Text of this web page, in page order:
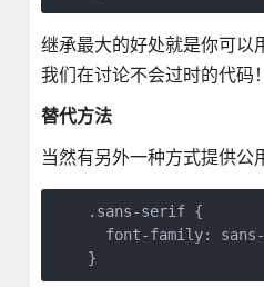
继承最大的好处就是你可以
我们在讨论不会过时的代码！
替代方法
当然有另外一种方式提供
    .sans-serif {
font-family:
    }